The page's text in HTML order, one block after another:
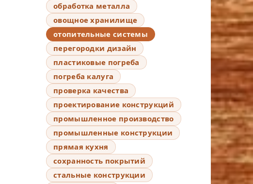
обработка металла
овощное хранилище
отопительные системы
перегородки дизайн
пластиковые погреба
погреба калуга
проверка качества
проектирование конструкций
промышленное производство
промышленные конструкции
прямая кухня
сохранность покрытий
стальные конструкции